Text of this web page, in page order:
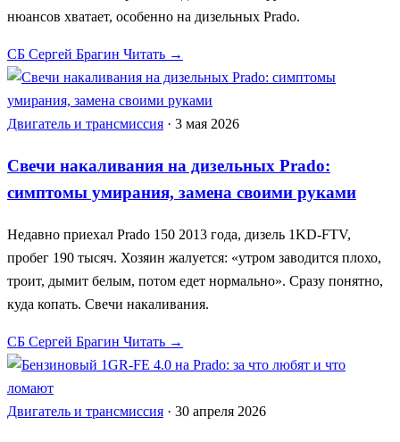
нюансов хватает, особенно на дизельных Prado.
СБ Сергей Брагин Читать →
Двигатель и трансмиссия · 3 мая 2026
Свечи накаливания на дизельных Prado:
симптомы умирания, замена своими руками
Недавно приехал Prado 150 2013 года, дизель 1KD-FTV,
пробег 190 тысяч. Хозяин жалуется: «утром заводится плохо,
троит, дымит белым, потом едет нормально». Сразу понятно,
куда копать. Свечи накаливания.
СБ Сергей Брагин Читать →
Двигатель и трансмиссия · 30 апреля 2026